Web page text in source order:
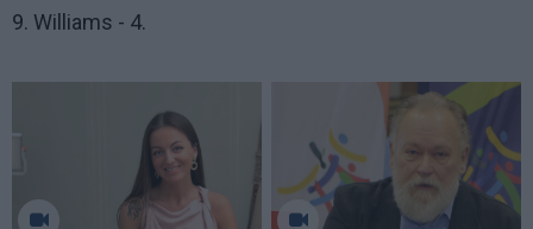
9. Williams - 4.